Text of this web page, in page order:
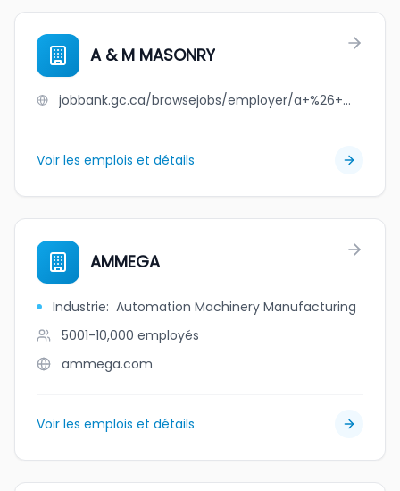
A & M MASONRY
jobbank.gc.ca/browsejobs/employer/a+%26+m+masonry/ca
Voir les emplois et détails
AMMEGA
Industrie: Automation Machinery Manufacturing
5001-10,000 employés
ammega.com
Voir les emplois et détails